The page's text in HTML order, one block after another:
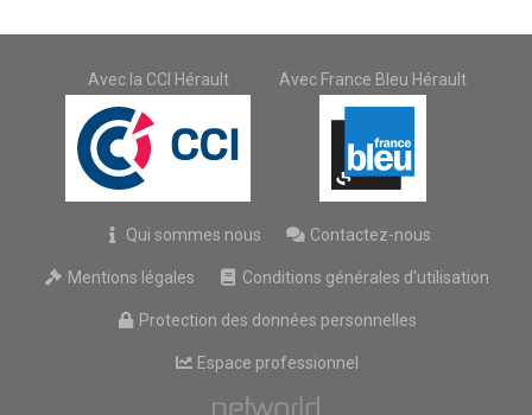
Avec la CCI Hérault Avec France Bleu Hérault
Qui sommes nous Contactez-nous
Mentions légales Conditions générales d'utilisation
Protection des données personnelles
Espace professionnel